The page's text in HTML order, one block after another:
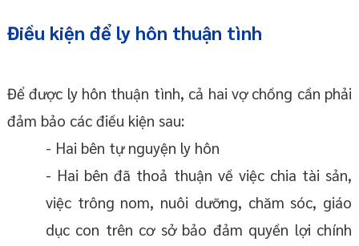
Điều kiện để ly hôn thuận tình
Để được ly hôn thuận tình, cả hai vợ chồng cần phải
đảm bảo các điều kiện sau:
- Hai bên tự nguyện ly hôn
- Hai bên đã thoả thuận về việc chia tài sản,
việc trông nom, nuôi dưỡng, chăm sóc, giáo
dục con trên cơ sở bảo đảm quyền lợi chính